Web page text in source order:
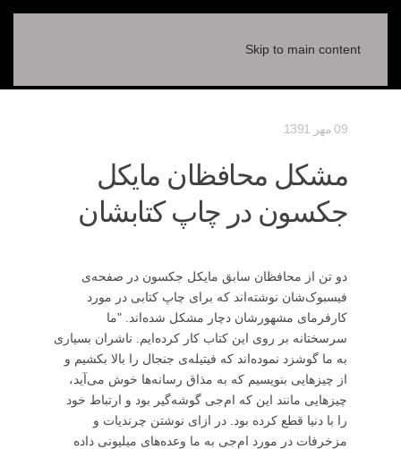
Skip to main content
09 مهر 1391
مشکل محافظان مایکل
جکسون در چاپ کتابشان
دو تن از محافظان سابق مایکل جکسون در صفحه‌ی
فیسبوک‌شان نوشته‌اند که برای چاپ کتابی در مورد
کارفرمای مشهورشان دچار مشکل شده‌اند. "ما
سرسختانه بر روی این کتاب کار کرده‌ایم. ناشران بسیاری
به ما گوشزد نموده‌اند که فیتیله‌ی جنجال را بالا بکشیم و
از چیزهایی بنویسیم که به مذاق رسانه‌ها خوش می‌آید،
چیزهایی مانند این که ام‌جی گوشه‌گیر بود و ارتباط خود
را با دنیا قطع کرده بود. در ازای نوشتن چرندیات و
مزخرفات در مورد ام‌جی به ما وعده‌های میلیونی داده